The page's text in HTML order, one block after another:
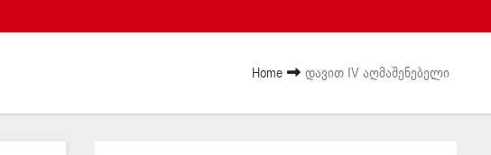
Home დავით IV აღმაშენებელი